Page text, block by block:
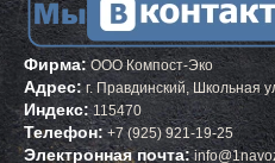
СТОЛБОВАЯ
СТУПИНО
СХОДНЯ
СЫЧЕВО
ТАЛДОМ
ТЕКСТИЛЬЩИК
ТЕМПЫ
ТИШКОВО
Фирма: ООО Компост-Эко
Адрес:г. Правдинский, Школьная
Индекс: 115470
Телефон: +7 (925) 921-19-25
Электронная почта: